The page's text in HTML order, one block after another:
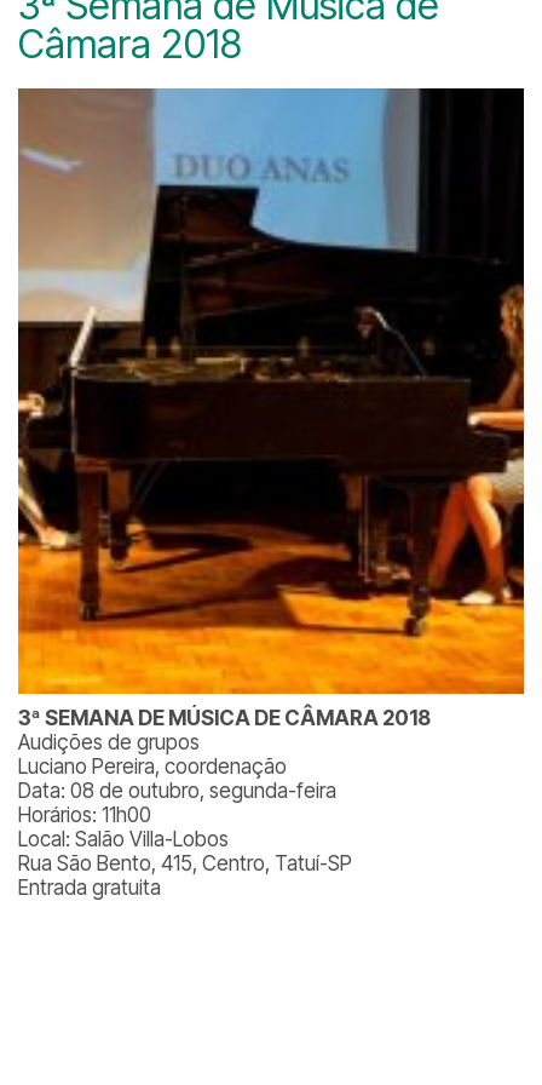
Câmara 2018
3ª SEMANA DE MÚSICA DE CÂMARA 2018
Audições de grupos
Luciano Pereira, coordenação
Data: 08 de outubro, segunda-feira
Horários: 11h00
Local: Salão Villa-Lobos
Rua São Bento, 415, Centro, Tatuí-SP
Entrada gratuita